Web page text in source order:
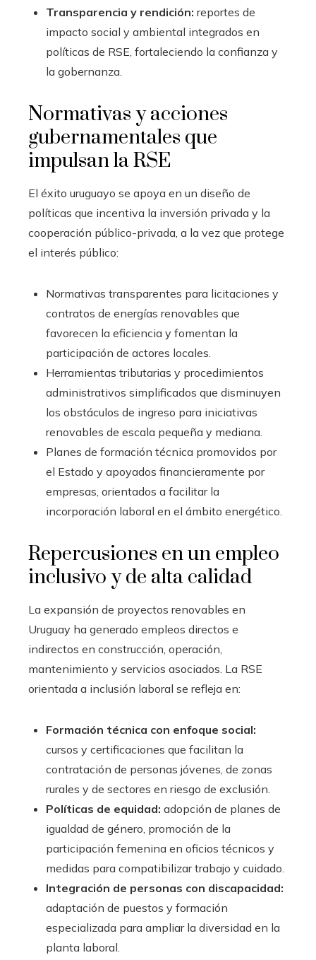
Transparencia y rendición: reportes de
impacto social y ambiental integrados en
políticas de RSE, fortaleciendo la confianza y
la gobernanza.
Normativas y acciones
gubernamentales que
impulsan la RSE
El éxito uruguayo se apoya en un diseño de
políticas que incentiva la inversión privada y la
cooperación público-privada, a la vez que protege
el interés público:
Normativas transparentes para licitaciones y
contratos de energías renovables que
favorecen la eficiencia y fomentan la
participación de actores locales.
Herramientas tributarias y procedimientos
administrativos simplificados que disminuyen
los obstáculos de ingreso para iniciativas
renovables de escala pequeña y mediana.
Planes de formación técnica promovidos por
el Estado y apoyados financieramente por
empresas, orientados a facilitar la
incorporación laboral en el ámbito energético.
Repercusiones en un empleo
inclusivo y de alta calidad
La expansión de proyectos renovables en
Uruguay ha generado empleos directos e
indirectos en construcción, operación,
mantenimiento y servicios asociados. La RSE
orientada a inclusión laboral se refleja en:
Formación técnica con enfoque social:
cursos y certificaciones que facilitan la
contratación de personas jóvenes, de zonas
rurales y de sectores en riesgo de exclusión.
Políticas de equidad: adopción de planes de
igualdad de género, promoción de la
participación femenina en oficios técnicos y
medidas para compatibilizar trabajo y cuidado.
Integración de personas con discapacidad:
adaptación de puestos y formación
especializada para ampliar la diversidad en la
planta laboral.